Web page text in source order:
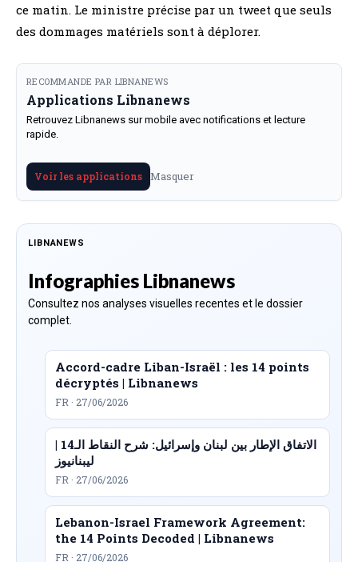
ce matin. Le ministre précise par un tweet que seuls
des dommages matériels sont à déplorer.
RECOMMANDE PAR LIBNANEWS
Applications Libnanews
Retrouvez Libnanews sur mobile avec notifications et lecture
rapide.
Voir les applications Masquer
LIBNANEWS
Infographies Libnanews
Consultez nos analyses visuelles recentes et le dossier
complet.
Accord-cadre Liban-Israël : les 14 points
décryptés | Libnanews
FR · 27/06/2026
الاتفاق الإطار بين لبنان وإسرائيل: شرح النقاط الـ14 |
ليبنانيوز
FR · 27/06/2026
Lebanon-Israel Framework Agreement:
the 14 Points Decoded | Libnanews
FR · 27/06/2026